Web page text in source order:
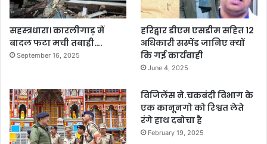
सहस्त्रधारा। कारलीगाड़ में
बादल फटा मची तबाही….
September 16, 2025
हरिद्वार डीएम एसडीम सहित 12
अधिकारी सस्पेंड जानिए क्यों
कि गई कार्यवाही
June 4, 2025
विजिलेंस ने.चकबंदी विभाग के
एक कानूनगो को रिश्वत लेते
रंगे हाथ दबोचा है
February 19, 2025